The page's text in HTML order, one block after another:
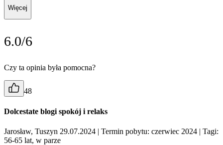
Więcej
6.0/6
Czy ta opinia była pomocna?
48
Dolcestate blogi spokój i relaks
Jarosław, Tuszyn 29.07.2024 | Termin pobytu: czerwiec 2024 | Tagi:
56-65 lat, w parze